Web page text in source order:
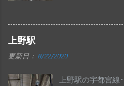
上野駅
更新日： 8/22/2020
上野駅の宇都宮線